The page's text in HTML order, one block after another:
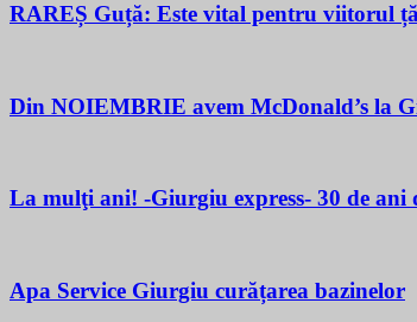
RAREȘ Guță: Este vital pentru viitorul
Din NOIEMBRIE avem McDonald’s la
La mulţi ani! -Giurgiu express- 30 de ani
Apa Service Giurgiu curățarea bazinelor